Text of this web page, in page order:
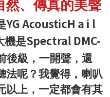
然、傳真的美聲
YG AcousticH a i l
機是Spectral DMC-
後級，一開聲，還
法呢？我覺得，喇叭
以上，一定都會有其